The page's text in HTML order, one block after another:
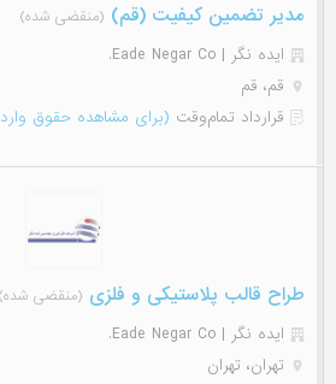
مدیر تضمین کیفیت (قم) (منقضی شده)
ایده نگر | Eade Negar Co.
قم، قم
قرارداد تمام‌وقت (برای مشاهده حقوق
طراح قالب پلاستیکی و فلزی (منقضی شده)
ایده نگر | Eade Negar Co.
تهران، تهران